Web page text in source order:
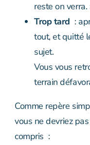
reste on verra.
Trop tard :
tout, et quitté
sujet.
Vous vous
terrain
Comme repère
vous ne devriez
compris :